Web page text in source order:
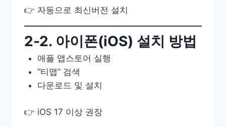
👉 자동으로 최신버전 설치
2-2. 아이폰(iOS) 설치 방법
애플 앱스토어 실행
“티맵” 검색
다운로드 및 설치
👉 iOS 17 이상 권장